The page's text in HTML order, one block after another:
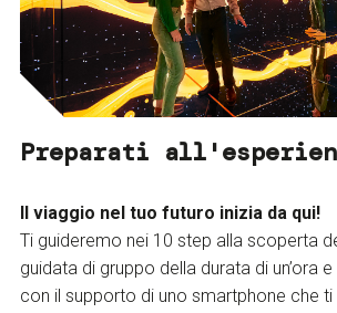
Preparati
Il viaggio nel tuo futuro inizia da qui!
Ti guideremo nei 10 step alla scoperta
guidata di gruppo della durata di un’ora
con il supporto di uno smartphone che